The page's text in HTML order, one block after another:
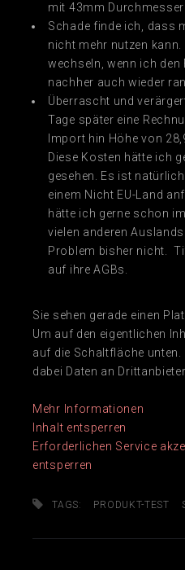
mit 43mm
Schade finde ich, dass
nicht mehr nutzen
wechseln, wenn ich
nachher auch wieder
Überrascht und
Tage später eine
Import hin Höhe von
Diese Kosten hätte ich
gesehen. Es ist
einem Nicht EU-Land
hätte ich gerne schon
vielen anderen
Problem bisher nicht.
auf ihre AGBs.
Sie sehen gerade einen
Um auf den eigentlichen
auf die Schaltfläche unten.
dabei Daten an
Mehr Informationen
Inhalt entsperren
Erforderlichen Service
entsperren
TAGS: PRODUKT-TEST